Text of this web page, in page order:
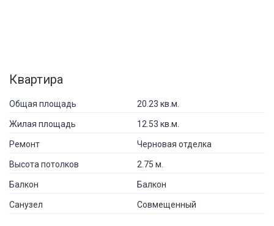
Квартира
Общая площадь 20.23 кв.м.
Жилая площадь 12.53 кв.м.
Ремонт Черновая отделка
Высота потолков 2.75 м.
Балкон Балкон
Санузел Совмещенный